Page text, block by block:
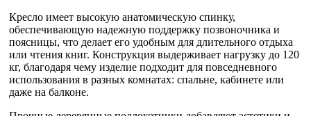
Кресло имеет высокую анатомическую спинку,
обеспечивающую надежную поддержку позвоночника и
поясницы, что делает его удобным для длительного отдыха
или чтения книг. Конструкция выдерживает нагрузку до 120
кг, благодаря чему изделие подходит для повседневного
использования в разных комнатах: спальне, кабинете или
даже на балконе.